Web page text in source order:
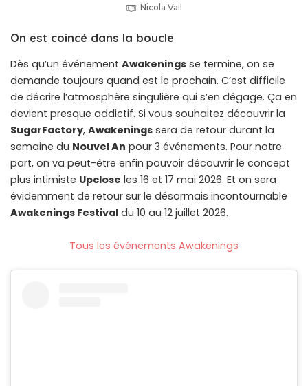
Nicola Vail
On est coincé dans la boucle
Dès qu’un événement Awakenings se termine, on se
demande toujours quand est le prochain. C’est difficile
de décrire l’atmosphère singulière qui s’en dégage. Ça en
devient presque addictif. Si vous souhaitez découvrir la
SugarFactory, Awakenings sera de retour durant la
semaine du Nouvel An pour 3 événements. Pour notre
part, on va peut-être enfin pouvoir découvrir le concept
plus intimiste Upclose les 16 et 17 mai 2026. Et on sera
évidemment de retour sur le désormais incontournable
Awakenings Festival du 10 au 12 juillet 2026.
Tous les événements Awakenings